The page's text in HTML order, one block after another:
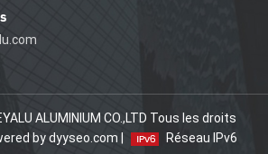
ALUMINIUM CO.,LTD Tous les droits
by dyyseo.com |
Réseau IPv6